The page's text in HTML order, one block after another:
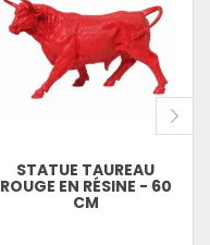
STATUE TAUREAU
ROUGE EN RÉSINE - 60
CM